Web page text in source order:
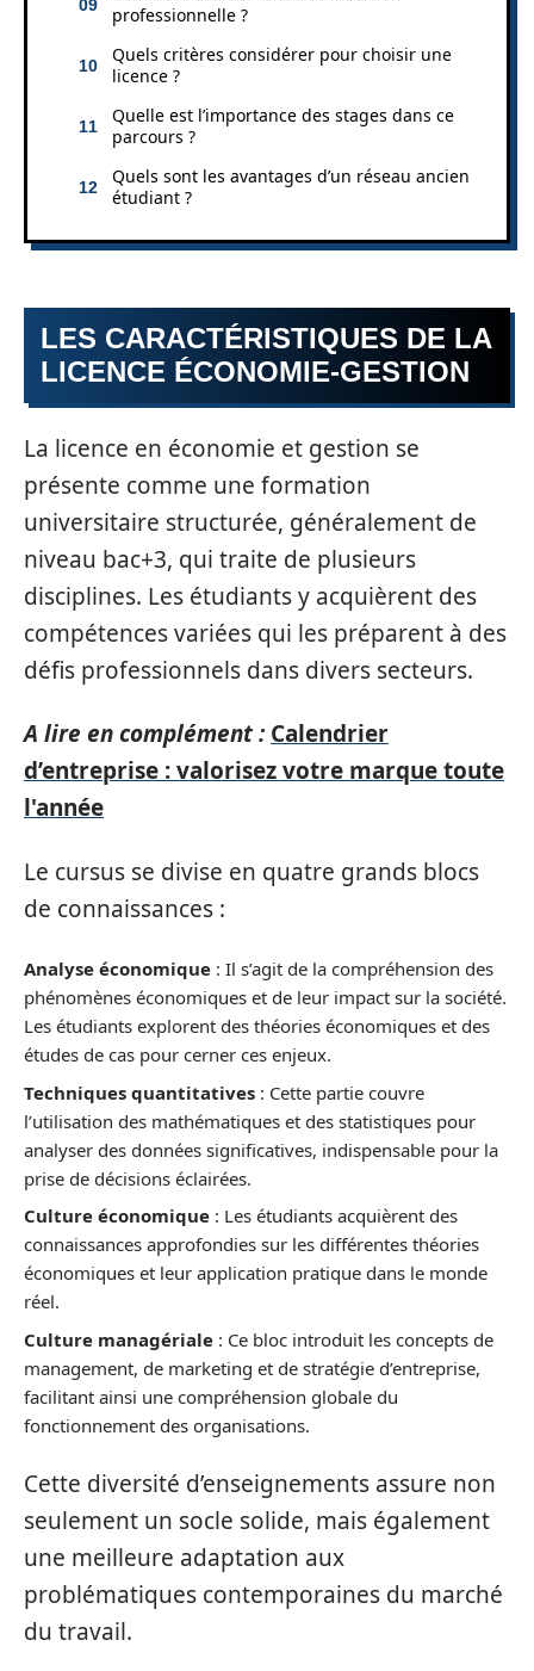
professionnelle ?
Quels critères considérer pour choisir une
licence ?
Quelle est l’importance des stages dans ce
parcours ?
Quels sont les avantages d’un réseau ancien
étudiant ?
LES CARACTÉRISTIQUES DE LA
LICENCE ÉCONOMIE-GESTION
La licence en économie et gestion se
présente comme une formation
universitaire structurée, généralement de
niveau bac+3, qui traite de plusieurs
disciplines. Les étudiants y acquièrent des
compétences variées qui les préparent à des
défis professionnels dans divers secteurs.
A lire en complément : Calendrier
d’entreprise : valorisez votre marque toute
l'année
Le cursus se divise en quatre grands blocs
de connaissances :
Analyse économique : Il s’agit de la compréhension des
phénomènes économiques et de leur impact sur la société.
Les étudiants explorent des théories économiques et des
études de cas pour cerner ces enjeux.
Techniques quantitatives : Cette partie couvre
l’utilisation des mathématiques et des statistiques pour
analyser des données significatives, indispensable pour la
prise de décisions éclairées.
Culture économique : Les étudiants acquièrent des
connaissances approfondies sur les différentes théories
économiques et leur application pratique dans le monde
réel.
Culture managériale : Ce bloc introduit les concepts de
management, de marketing et de stratégie d’entreprise,
facilitant ainsi une compréhension globale du
fonctionnement des organisations.
Cette diversité d’enseignements assure non
seulement un socle solide, mais également
une meilleure adaptation aux
problématiques contemporaines du marché
du travail.